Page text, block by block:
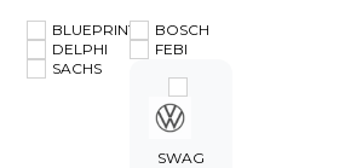
MASTER 1
BLUEPRINT
BOSCH
DELPHI
FEBI
SACHS
SWAG